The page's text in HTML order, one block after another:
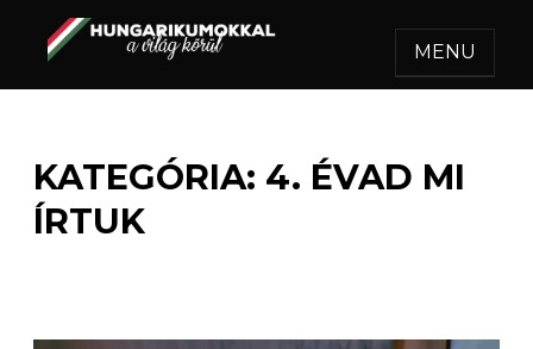
HUNGARIKUMOKKAL A
Egy felejthetetlen utazás.
MENU
KATEGÓRIA: 4. ÉVAD MI
ÍRTUK